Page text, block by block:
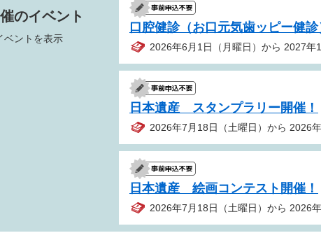
のイベント
ベントを表示
口腔健診（お口元気歯ッピー健診
2026年6月1日（月曜日）から 2027年
日本遺産 スタンプラリー開催！
2026年7月18日（土曜日）から 2026
日本遺産 絵画コンテスト開催！
2026年7月18日（土曜日）から 2026